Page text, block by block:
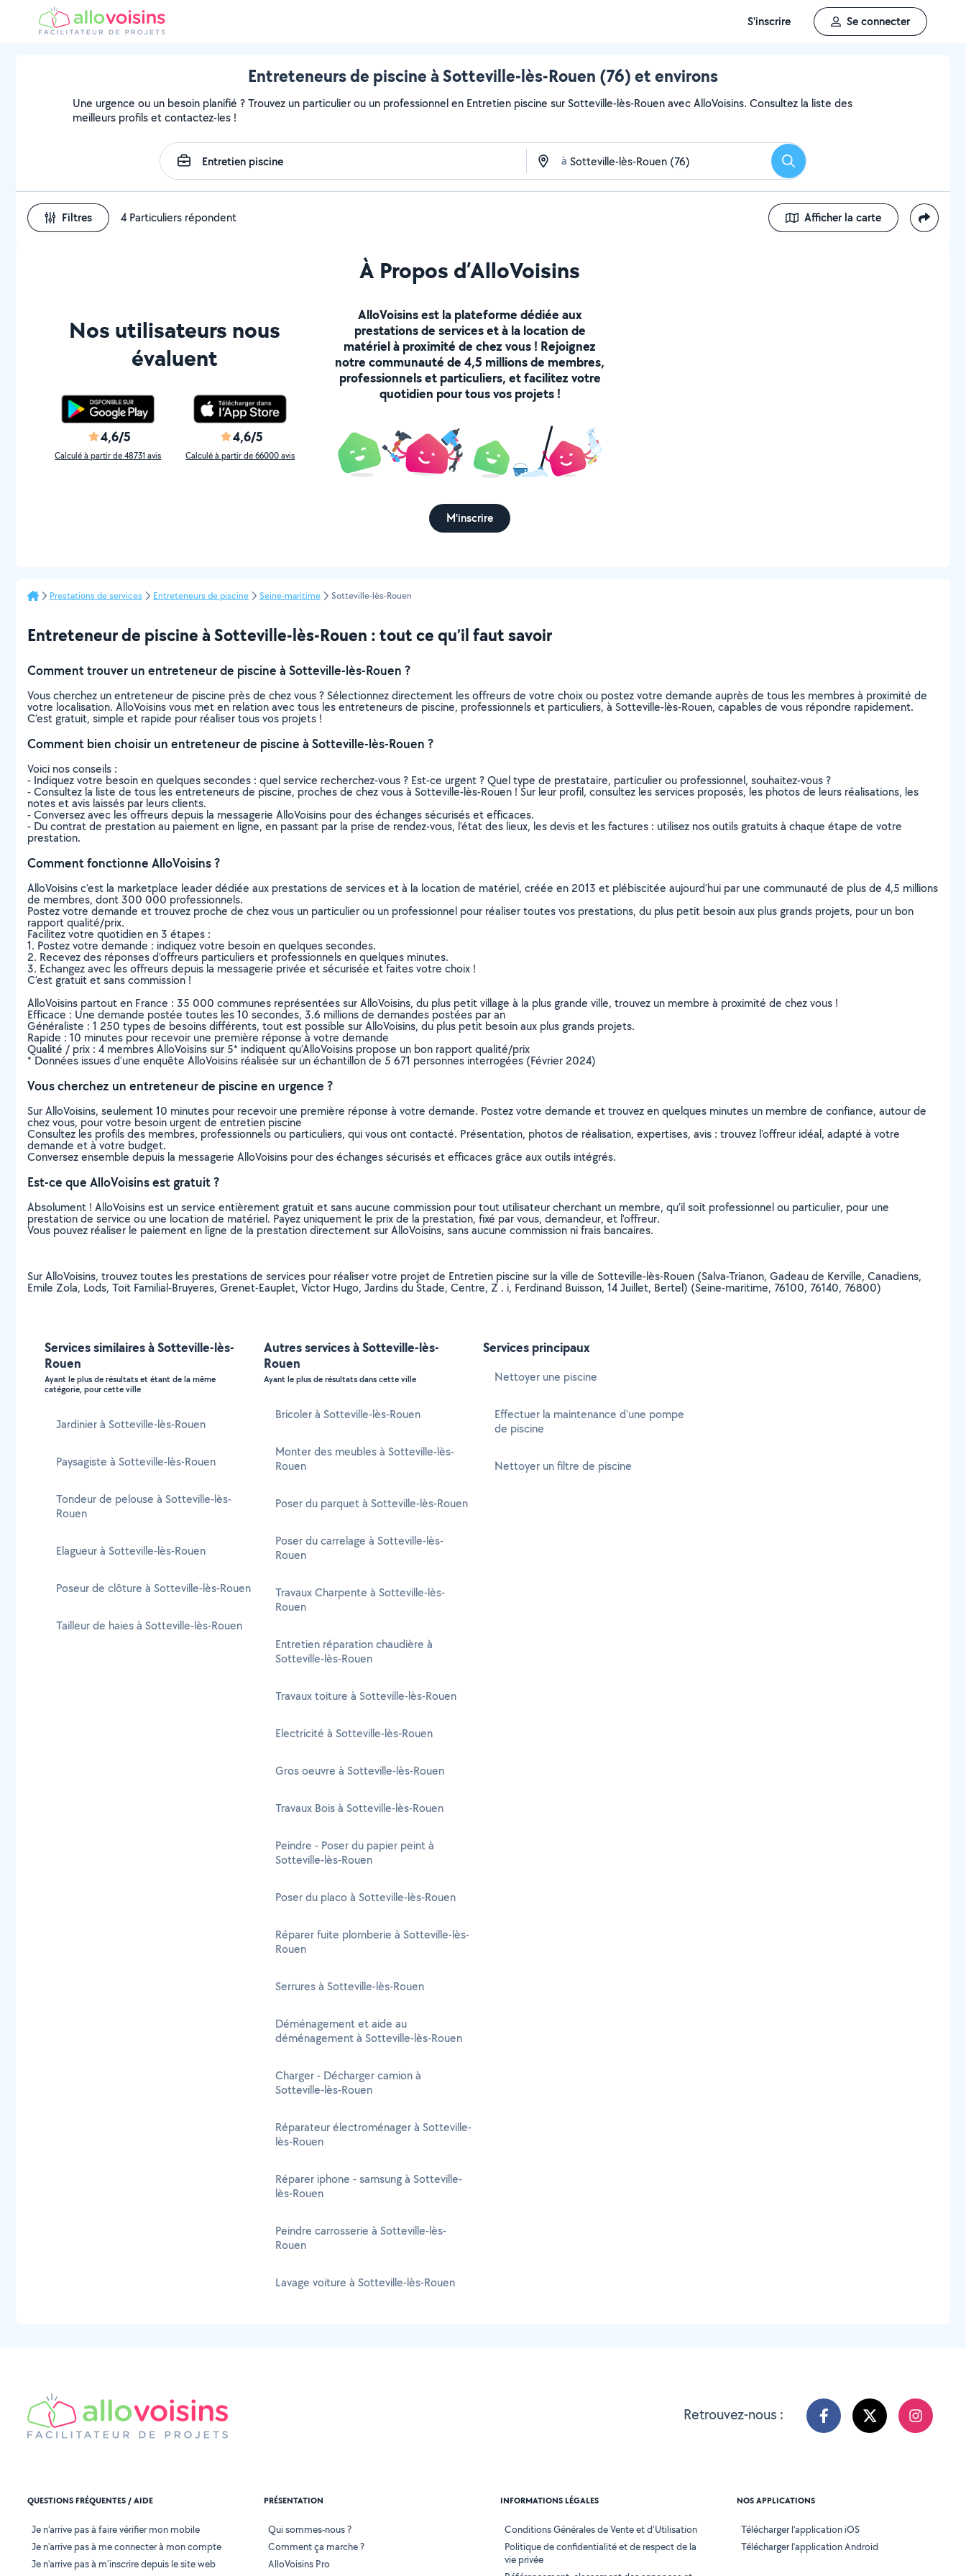
S'inscrire Se connecter
Entreteneurs de piscine à Sotteville-lès-Rouen (76) et environs
Une urgence ou un besoin planifié ? Trouvez un particulier ou un professionnel en Entretien piscine sur Sotteville-lès-Rouen avec AlloVoisins. Consultez la liste des
meilleurs profils et contactez-les !
à Rechercher
Filtres 4 Particuliers répondent Afficher la carte
Nos utilisateurs nous
évaluent
4,6/5
Calculé à partir de 48731 avis
4,6/5
Calculé à partir de 66000 avis
À Propos d’AlloVoisins
AlloVoisins est la plateforme dédiée aux
prestations de services et à la location de
matériel à proximité de chez vous ! Rejoignez
notre communauté de 4,5 millions de membres,
professionnels et particuliers, et facilitez votre
quotidien pour tous vos projets !
M'inscrire
Prestations de services Entreteneurs de piscine Seine-maritime Sotteville-lès-Rouen
Entreteneur de piscine à Sotteville-lès-Rouen : tout ce qu’il faut savoir
Comment trouver un entreteneur de piscine à Sotteville-lès-Rouen ?
Vous cherchez un entreteneur de piscine près de chez vous ? Sélectionnez directement les offreurs de votre choix ou postez votre demande auprès de tous les membres à proximité de
votre localisation. AlloVoisins vous met en relation avec tous les entreteneurs de piscine, professionnels et particuliers, à Sotteville-lès-Rouen, capables de vous répondre rapidement.
C’est gratuit, simple et rapide pour réaliser tous vos projets !
Comment bien choisir un entreteneur de piscine à Sotteville-lès-Rouen ?
Voici nos conseils :
- Indiquez votre besoin en quelques secondes : quel service recherchez-vous ? Est-ce urgent ? Quel type de prestataire, particulier ou professionnel, souhaitez-vous ?
- Consultez la liste de tous les entreteneurs de piscine, proches de chez vous à Sotteville-lès-Rouen ! Sur leur profil, consultez les services proposés, les photos de leurs réalisations, les
notes et avis laissés par leurs clients.
- Conversez avec les offreurs depuis la messagerie AlloVoisins pour des échanges sécurisés et efficaces.
- Du contrat de prestation au paiement en ligne, en passant par la prise de rendez-vous, l’état des lieux, les devis et les factures : utilisez nos outils gratuits à chaque étape de votre
prestation.
Comment fonctionne AlloVoisins ?
AlloVoisins c’est la marketplace leader dédiée aux prestations de services et à la location de matériel, créée en 2013 et plébiscitée aujourd’hui par une communauté de plus de 4,5 millions
de membres, dont 300 000 professionnels.
Postez votre demande et trouvez proche de chez vous un particulier ou un professionnel pour réaliser toutes vos prestations, du plus petit besoin aux plus grands projets, pour un bon
rapport qualité/prix.
Facilitez votre quotidien en 3 étapes :
1. Postez votre demande : indiquez votre besoin en quelques secondes.
2. Recevez des réponses d’offreurs particuliers et professionnels en quelques minutes.
3. Echangez avec les offreurs depuis la messagerie privée et sécurisée et faites votre choix !
C’est gratuit et sans commission !
AlloVoisins partout en France : 35 000 communes représentées sur AlloVoisins, du plus petit village à la plus grande ville, trouvez un membre à proximité de chez vous !
Efficace : Une demande postée toutes les 10 secondes, 3.6 millions de demandes postées par an
Généraliste : 1 250 types de besoins différents, tout est possible sur AlloVoisins, du plus petit besoin aux plus grands projets.
Rapide : 10 minutes pour recevoir une première réponse à votre demande
Qualité / prix : 4 membres AlloVoisins sur 5* indiquent qu’AlloVoisins propose un bon rapport qualité/prix
* Données issues d’une enquête AlloVoisins réalisée sur un échantillon de 5 671 personnes interrogées (Février 2024)
Vous cherchez un entreteneur de piscine en urgence ?
Sur AlloVoisins, seulement 10 minutes pour recevoir une première réponse à votre demande. Postez votre demande et trouvez en quelques minutes un membre de confiance, autour de
chez vous, pour votre besoin urgent de entretien piscine
Consultez les profils des membres, professionnels ou particuliers, qui vous ont contacté. Présentation, photos de réalisation, expertises, avis : trouvez l'offreur idéal, adapté à votre
demande et à votre budget.
Conversez ensemble depuis la messagerie AlloVoisins pour des échanges sécurisés et efficaces grâce aux outils intégrés.
Est-ce que AlloVoisins est gratuit ?
Absolument ! AlloVoisins est un service entièrement gratuit et sans aucune commission pour tout utilisateur cherchant un membre, qu’il soit professionnel ou particulier, pour une
prestation de service ou une location de matériel. Payez uniquement le prix de la prestation, fixé par vous, demandeur, et l’offreur.
Vous pouvez réaliser le paiement en ligne de la prestation directement sur AlloVoisins, sans aucune commission ni frais bancaires.
Sur AlloVoisins, trouvez toutes les prestations de services pour réaliser votre projet de Entretien piscine sur la ville de Sotteville-lès-Rouen (Salva-Trianon, Gadeau de Kerville, Canadiens,
Emile Zola, Lods, Toit Familial-Bruyeres, Grenet-Eauplet, Victor Hugo, Jardins du Stade, Centre, Z . i, Ferdinand Buisson, 14 Juillet, Bertel) (Seine-maritime, 76100, 76140, 76800)
Services similaires à Sotteville-lès-
Rouen
Ayant le plus de résultats et étant de la même
catégorie, pour cette ville
Jardinier à Sotteville-lès-Rouen
Paysagiste à Sotteville-lès-Rouen
Tondeur de pelouse à Sotteville-lès-
Rouen
Elagueur à Sotteville-lès-Rouen
Poseur de clôture à Sotteville-lès-Rouen
Tailleur de haies à Sotteville-lès-Rouen
Autres services à Sotteville-lès-
Rouen
Ayant le plus de résultats dans cette ville
Bricoler à Sotteville-lès-Rouen
Monter des meubles à Sotteville-lès-
Rouen
Poser du parquet à Sotteville-lès-Rouen
Poser du carrelage à Sotteville-lès-
Rouen
Travaux Charpente à Sotteville-lès-
Rouen
Entretien réparation chaudière à
Sotteville-lès-Rouen
Travaux toiture à Sotteville-lès-Rouen
Electricité à Sotteville-lès-Rouen
Gros oeuvre à Sotteville-lès-Rouen
Travaux Bois à Sotteville-lès-Rouen
Peindre - Poser du papier peint à
Sotteville-lès-Rouen
Poser du placo à Sotteville-lès-Rouen
Réparer fuite plomberie à Sotteville-lès-
Rouen
Serrures à Sotteville-lès-Rouen
Déménagement et aide au
déménagement à Sotteville-lès-Rouen
Charger - Décharger camion à
Sotteville-lès-Rouen
Réparateur électroménager à Sotteville-
lès-Rouen
Réparer iphone - samsung à Sotteville-
lès-Rouen
Peindre carrosserie à Sotteville-lès-
Rouen
Lavage voiture à Sotteville-lès-Rouen
Services principaux
Nettoyer une piscine
Effectuer la maintenance d'une pompe
de piscine
Nettoyer un filtre de piscine
Retrouvez-nous :
QUESTIONS FRÉQUENTES / AIDE
Je n'arrive pas à faire vérifier mon mobile
Je n'arrive pas à me connecter à mon compte
Je n'arrive pas à m'inscrire depuis le site web
PRÉSENTATION
Qui sommes-nous ?
Comment ça marche ?
AlloVoisins Pro
INFORMATIONS LÉGALES
Conditions Générales de Vente et d'Utilisation
Politique de confidentialité et de respect de la
vie privée
NOS APPLICATIONS
Télécharger l’application iOS
Télécharger l’application Android